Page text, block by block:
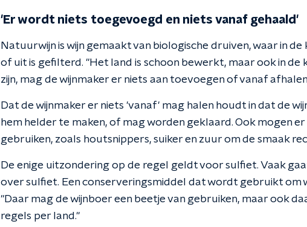
'Er wordt niets toegevoegd en niets vanaf gehaald'
Natuurwijn is wijn gemaakt van biologische druiven, waar in
of uit is gefilterd. "Het land is schoon bewerkt, maar ook in
zijn, mag de wijnmaker er niets aan toevoegen of vanaf
Dat de wijnmaker er niets 'vanaf' mag halen houdt in dat de
hem helder te maken, of mag worden geklaard. Ook mogen
gebruiken, zoals houtsnippers, suiker en zuur om de smaak
De enige uitzondering op de regel geldt voor sulfiet. Vaak
over sulfiet. Een conserveringsmiddel dat wordt gebruikt om
"Daar mag de wijnboer een beetje van gebruiken, maar ook
regels per land."